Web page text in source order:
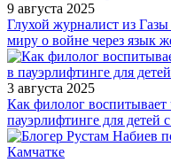
9 августа 2025
Глухой журналист из
миру о войне через язык
3 августа 2025
Как филолог
пауэрлифтинге для детей